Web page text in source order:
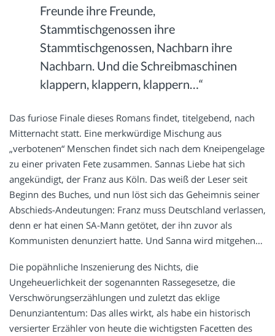
Freunde ihre Freunde,
Stammtischgenossen ihre
Stammtischgenossen, Nachbarn ihre
Nachbarn. Und die Schreibmaschinen
klappern, klappern, klappern…“
Das furiose Finale dieses Romans findet, titelgebend, nach
Mitternacht statt. Eine merkwürdige Mischung aus
„verbotenen“ Menschen findet sich nach dem Kneipengelage
zu einer privaten Fete zusammen. Sannas Liebe hat sich
angekündigt, der Franz aus Köln. Das weiß der Leser seit
Beginn des Buches, und nun löst sich das Geheimnis seiner
Abschieds-Andeutungen: Franz muss Deutschland verlassen,
denn er hat einen SA-Mann getötet, der ihn zuvor als
Kommunisten denunziert hatte. Und Sanna wird mitgehen…
Die popähnliche Inszenierung des Nichts, die
Ungeheuerlichkeit der sogenannten Rassegesetze, die
Verschwörungserzählungen und zuletzt das eklige
Denunziantentum: Das alles wirkt, als habe ein historisch
versierter Erzähler von heute die wichtigsten Facetten des